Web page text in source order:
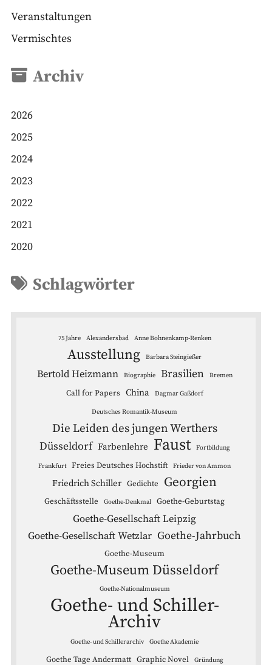
Veranstaltungen
Vermischtes
Archiv
2026
2025
2024
2023
2022
2021
2020
Schlagwörter
75 Jahre Alexandersbad Anne Bohnenkamp-Renken
Ausstellung Barbara Steingießer
Bertold Heizmann Biographie Brasilien Bremen
Call for Papers China Dagmar Gaßdorf
Deutsches Romantik-Museum
Die Leiden des jungen Werthers
Düsseldorf Farbenlehre Faust Fortbildung
Frankfurt Freies Deutsches Hochstift Frieder von Ammon
Friedrich Schiller Gedichte Georgien
Geschäftsstelle Goethe-Denkmal Goethe-Geburtstag
Goethe-Gesellschaft Leipzig
Goethe-Gesellschaft Wetzlar Goethe-Jahrbuch
Goethe-Museum
Goethe-Museum Düsseldorf
Goethe-Nationalmuseum
Goethe- und Schiller-
Archiv
Goethe- und Schillerarchiv Goethe Akademie
Goethe Tage Andermatt Graphic Novel Gründung